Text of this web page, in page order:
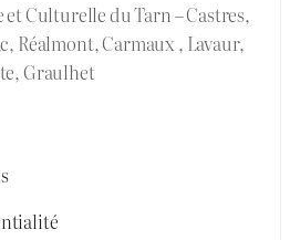
Culturelle du Tarn – Castres,
Réalmont, Carmaux , Lavaur,
Graulhet